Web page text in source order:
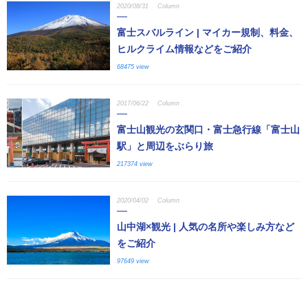
2020/08/31 Column
富士スバルライン | マイカー規制、料金、
ヒルクライム情報などをご紹介
68475 view
2017/06/22 Column
富士山観光の玄関口・富士急行線「富士山
駅」と周辺をぶらり旅
217374 view
2020/04/02 Column
山中湖×観光 | 人気の名所や楽しみ方など
をご紹介
97649 view